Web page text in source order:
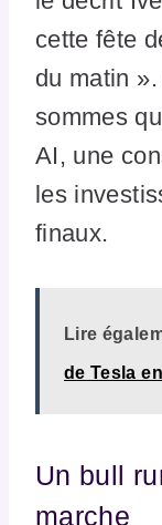
cette fête
du matin
sommes
AI, une
les
finaux.
Lire
de Tesla
Un bull
marche